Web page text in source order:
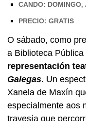
CANDO: DOMINGO,
PRECIO: GRATIS
O sábado, como
a Biblioteca Pública
representación
Galegas. Un
Xanela de Maxín
especialmente aos
travesía que